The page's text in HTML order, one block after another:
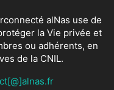
alNas use de
la Vie privée et
ou adhérents, en
de la CNIL.